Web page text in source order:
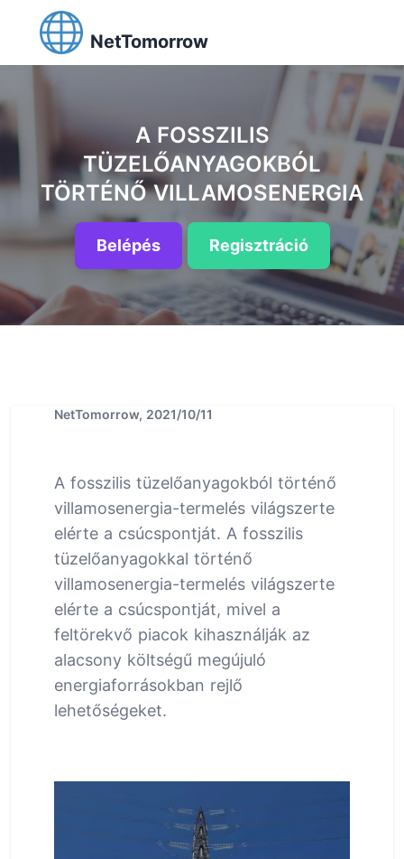
NetTomorrow
A FOSSZILIS
TÜZELŐANYAGOKBÓL
TÖRTÉNŐ VILLAMOSENERGIA
Belépés Regisztráció
NetTomorrow, 2021/10/11
A fosszilis tüzelőanyagokból történő
villamosenergia-termelés világszerte
elérte a csúcspontját. A fosszilis
tüzelőanyagokkal történő
villamosenergia-termelés világszerte
elérte a csúcspontját, mivel a
feltörekvő piacok kihasználják az
alacsony költségű megújuló
energiaforrásokban rejlő
lehetőségeket.